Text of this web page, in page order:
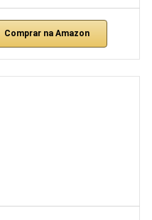
Comprar na Amazon